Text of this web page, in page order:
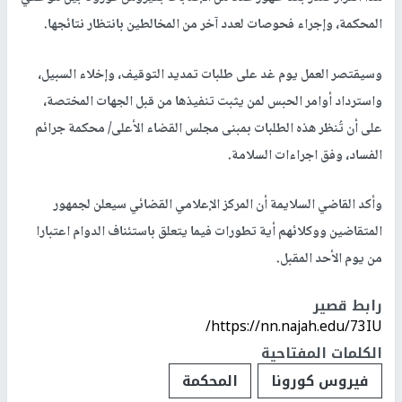
المحكمة، وإجراء فحوصات لعدد آخر من المخالطين بانتظار نتائجها.
وسيقتصر العمل يوم غد على طلبات تمديد التوقيف، وإخلاء السبيل،
واسترداد أوامر الحبس لمن يثبت تنفيذها من قبل الجهات المختصة،
على أن تُنظر هذه الطلبات بمبنى مجلس القضاء الأعلى/ محكمة جرائم
الفساد، وفق اجراءات السلامة.
وأكد القاضي السلايمة أن المركز الإعلامي القضائي سيعلن لجمهور
المتقاضين ووكلائهم أية تطورات فيما يتعلق باستئناف الدوام اعتبارا
من يوم الأحد المقبل.
رابط قصير
https://nn.najah.edu/73IU/
الكلمات المفتاحية
فيروس كورونا
المحكمة